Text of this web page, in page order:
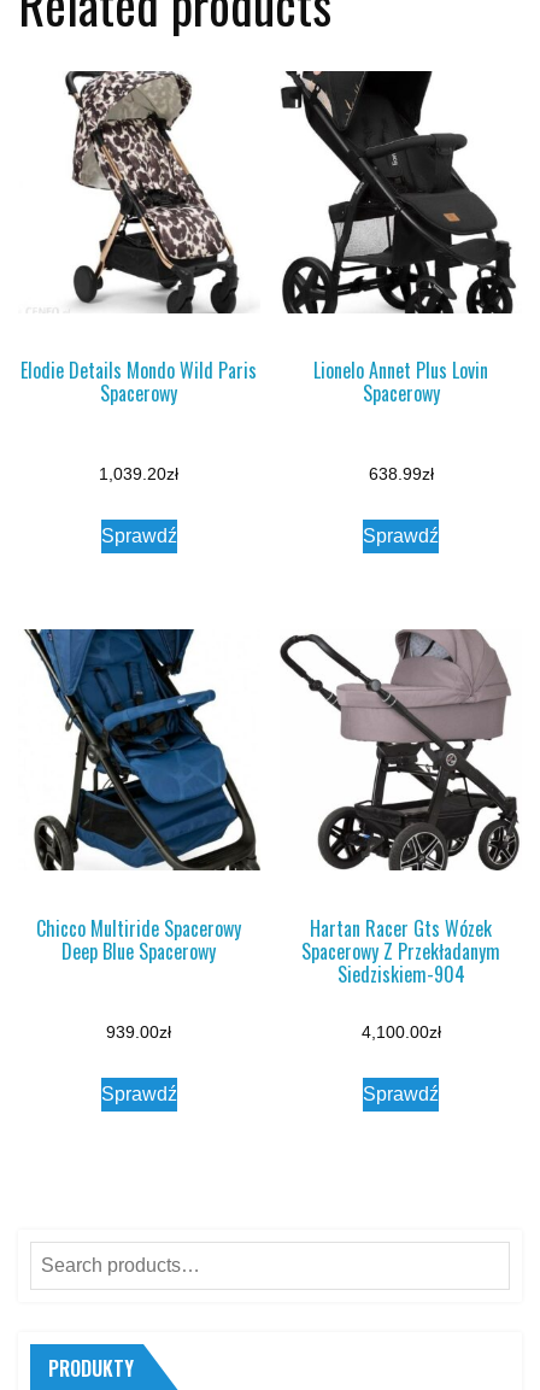
Elodie Details Mondo Wild Paris
Spacerowy
1,039.20zł
Sprawdź
Lionelo Annet Plus Lovin
Spacerowy
638.99zł
Sprawdź
Chicco Multiride Spacerowy
Deep Blue Spacerowy
939.00zł
Sprawdź
Hartan Racer Gts Wózek
Spacerowy Z Przekładanym
Siedziskiem-904
4,100.00zł
Sprawdź
Search
for:
PRODUKTY